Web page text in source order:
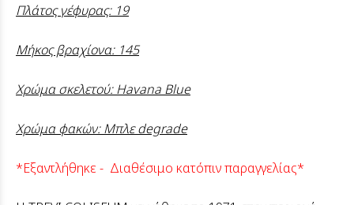
Πλάτος γέφυρας: 19
Μήκος βραχίονα: 145
Χρώμα σκελετού: Havana Blue
Χρώμα φακών: Μπλε degrade
*Εξαντλήθηκε - Διαθέσιμο κατόπιν παραγγελίας*